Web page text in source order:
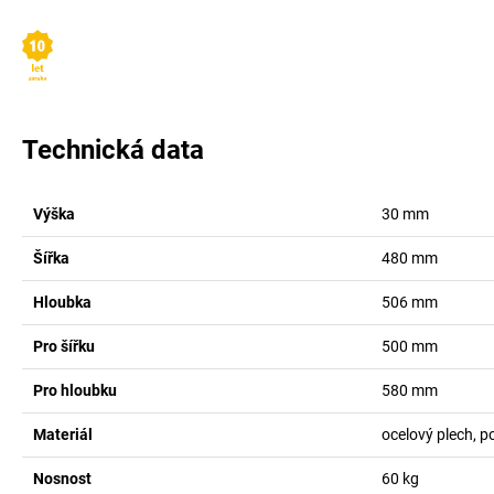
Technická data
Výška 30 mm
Šířka 480 mm
Hloubka 506 mm
Pro šířku 500 mm
Pro hloubku 580 mm
Materiál ocelový plech,
Nosnost 60 kg